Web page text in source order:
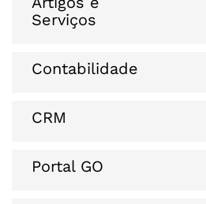
Serviços
Contabilidade
CRM
Portal GO